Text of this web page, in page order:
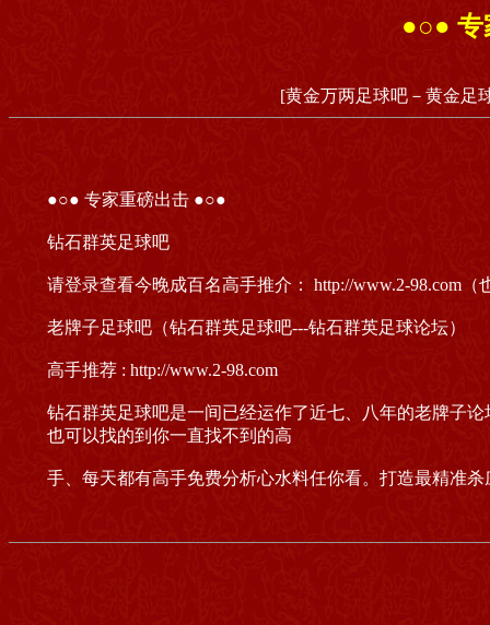
●○● 专
[黄金万两足球吧－黄金足
●○● 专家重磅出击 ●○●
钻石群英足球吧
请登录查看今晚成百名高手推介： http://www.2-98.com
老牌子足球吧（钻石群英足球吧---钻石群英足球论坛）
高手推荐 : http://www.2-98.com
钻石群英足球吧是一间已经运作了近七、八年的老牌子
也可以找的到你一直找不到的高
手、每天都有高手免费分析心水料任你看。打造最精准